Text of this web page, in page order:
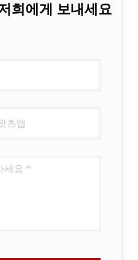
희에게 보내세요